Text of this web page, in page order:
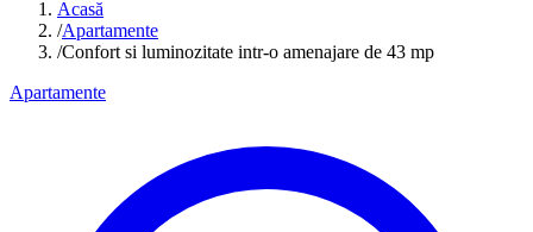
Acasă
/Apartamente
/Confort si luminozitate intr-o amenajare de 43 mp
Apartamente